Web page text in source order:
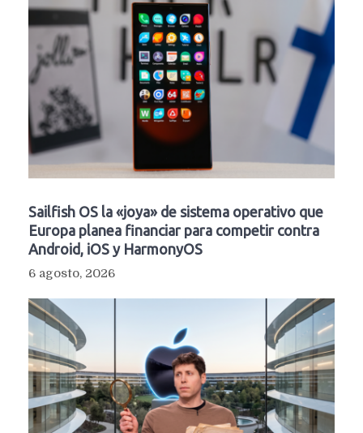
Sailfish OS la «joya» de sistema operativo que
Europa planea financiar para competir contra
Android, iOS y HarmonyOS
6 agosto, 2026